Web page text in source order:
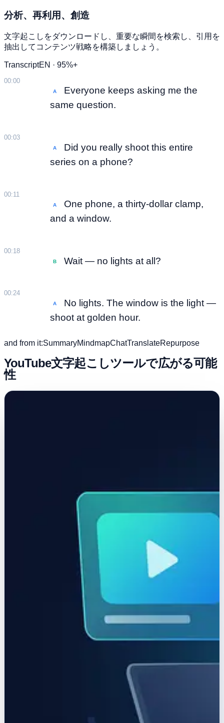
分析、再利用、創造
文字起こしをダウンロードし、重要な瞬間を検索し、引用を
抽出してコンテンツ戦略を構築しましょう。
TranscriptEN · 95%+
00:00
A
Everyone keeps asking me the
same question.
00:03
A
Did you really shoot this entire
series on a phone?
00:11
A
One phone, a thirty-dollar clamp,
and a window.
00:18
B Wait — no lights at all?
00:24
A
No lights. The window is the light —
shoot at golden hour.
and from it:SummaryMindmapChatTranslateRepurpose
YouTube文字起こしツールで広がる可能
性